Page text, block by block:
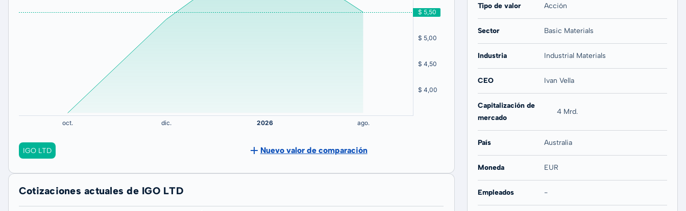
IGO LTD Nuevo valor de comparación
Cotizaciones actuales de IGO LTD
Tipo de valor Acción
Sector Basic Materials
Industria Industrial Materials
CEO Ivan Vella
Capitalización de
mercado
4 Mrd.
País Australia
Moneda EUR
Empleados -